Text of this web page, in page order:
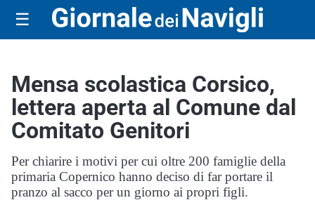
☰
Mensa scolastica Corsico,
lettera aperta al Comune dal
Comitato Genitori
Per chiarire i motivi per cui oltre 200 famiglie della
primaria Copernico hanno deciso di far portare il
pranzo al sacco per un giorno ai propri figli.